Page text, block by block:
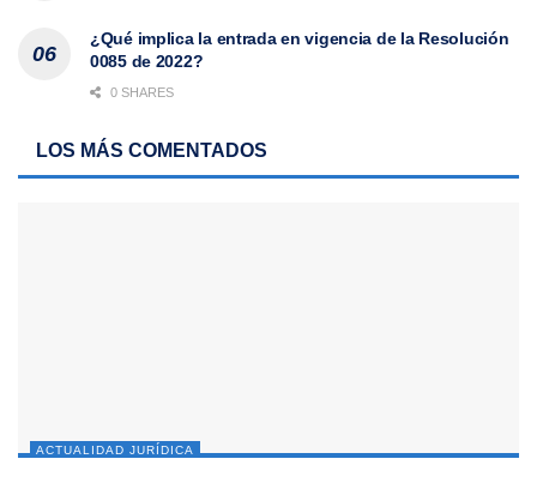
¿Qué implica la entrada en vigencia de la Resolución
0085 de 2022?
0 SHARES
LOS MÁS COMENTADOS
ACTUALIDAD JURÍDICA